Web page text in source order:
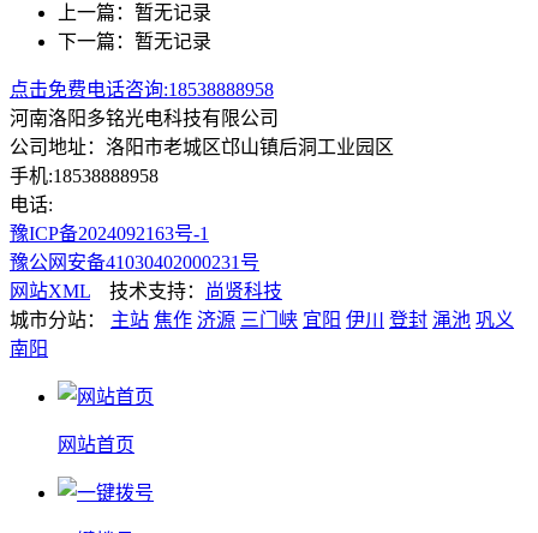
上一篇：暂无记录
下一篇：暂无记录
点击免费电话咨询:18538888958
河南洛阳多铭光电科技有限公司
公司地址：洛阳市老城区邙山镇后洞工业园区
手机:18538888958
电话:
豫ICP备2024092163号-1
豫公网安备41030402000231号
网站XML 技术支持：
尚贤科技
城市分站：
主站 焦作 济源 三门峡 宜阳 伊川 登封 渑池 巩义
南阳
网站首页